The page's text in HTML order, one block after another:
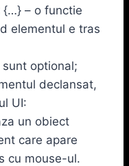
{…} – o functie
elementul e tras
sunt optional;
declansat,
UI:
un obiect
care apare
cu mouse-ul.